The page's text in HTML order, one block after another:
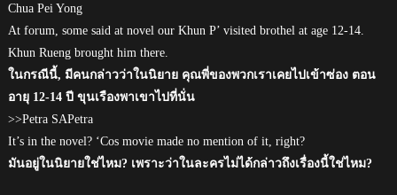
Chua Pei Yong
At forum, some said at novel our Khun P’ visited brothel at age 12-14.
Khun Rueng brought him there.
ในกรณีนี้, มีคนกล่าวว่าในนิยาย คุณพี่ของพวกเราเคยไปเข้าซ่อง ตอน
อายุ 12-14 ปี ขุนเรืองพาเขาไปที่นั่น
>>Petra SAPetra
It’s in the novel? ‘Cos movie made no mention of it, right?
มันอยู่ในนิยายใช่ไหม? เพราะว่าในละครไม่ได้กล่าวถึงเรื่องนี้ใช่ไหม?